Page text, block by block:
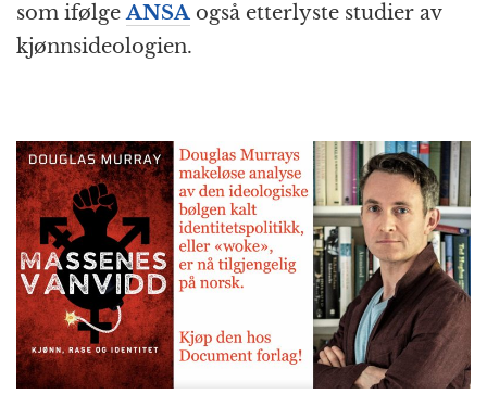
som ifølgeANSA også etterlyste studier av
kjønns­ideologien.